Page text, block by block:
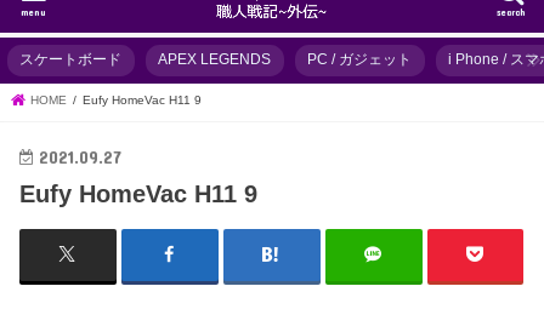
search
menu
スケートボード APEX LEGENDS PC / ガジェット i Phone / スマ
HOME Eufy HomeVac H11 9
2021.09.27
Eufy HomeVac H11 9